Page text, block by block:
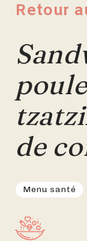
Retour
de
Menu santé